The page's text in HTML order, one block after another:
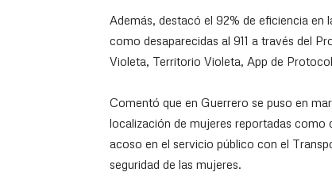
Además, destacó el 92% de eficiencia en
como desaparecidas al 911 a través del
Violeta, Territorio Violeta, App de
Comentó que en Guerrero se puso en
localización de mujeres reportadas como
acoso en el servicio público con el
seguridad de las mujeres.